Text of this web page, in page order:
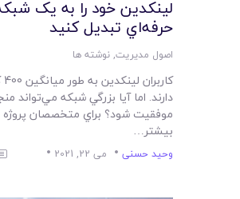
لينکدين خود را به يک
حرفه‌اي تبديل کنيد
اصول مدیریت,نوشته ها
دارند. اما آيا بزرگي شبکه مي‌تواند
موفقيت شود؟ براي متخصصان
بيشتر…
وحید حسنی می 22, 2021